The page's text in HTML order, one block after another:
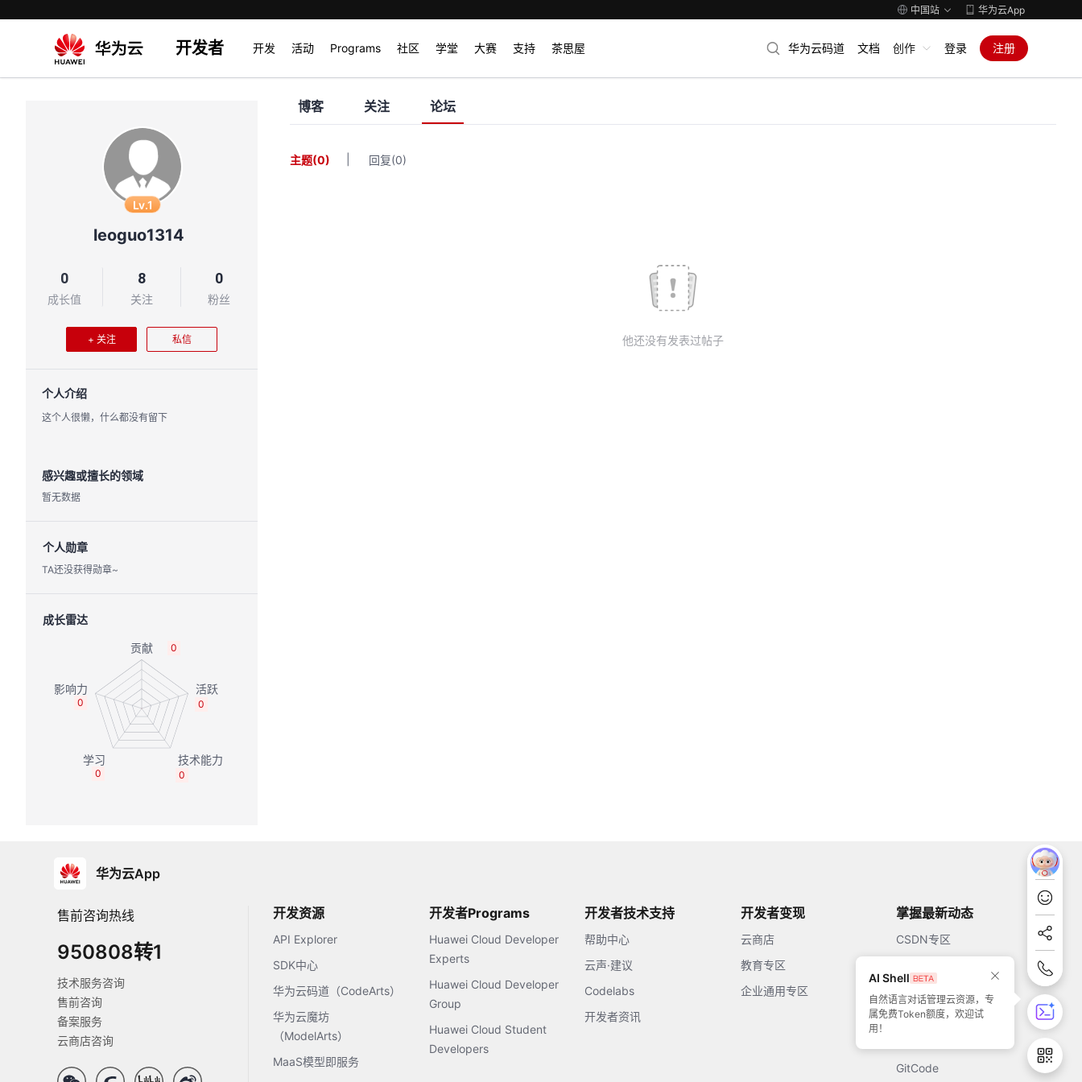
中国站 华为云App
开发者 开发 活动 Programs 社区 学堂 大赛 支持 茶思屋 华为云码道 文档 创作 登录 注册
Lv.1
leoguo1314
0
成长值
8
关注
0
粉丝
+ 关注 私信
个人介绍
这个人很懒，什么都没有留下
感兴趣或擅长的领域
暂无数据
个人勋章
TA还没获得勋章~
成长雷达
0
0
0
0
0
博客 关注 论坛
主题(0) 回复(0)
他还没有发表过帖子
华为云App
售前咨询热线
950808转1
技术服务咨询
售前咨询
备案服务
云商店咨询
开发资源
API Explorer
SDK中心
华为云码道（CodeArts）
华为云魔坊
（ModelArts）
MaaS模型即服务
开发者Programs
Huawei Cloud Developer
Experts
Huawei Cloud Developer
Group
Huawei Cloud Student
Developers
开发者技术支持
帮助中心
云声·建议
Codelabs
开发者资讯
开发者变现
云商店
教育专区
企业通用专区
掌握最新动态
CSDN专区
51CTO
GitCode
AI Shell
自然语言对话管理云资源，专
属免费Token额度，欢迎试
用！